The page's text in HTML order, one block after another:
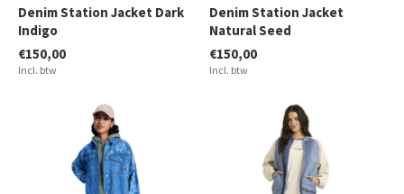
Denim Station Jacket Dark
Indigo
€150,00
Incl. btw
Denim Station Jacket
Natural Seed
€150,00
Incl. btw